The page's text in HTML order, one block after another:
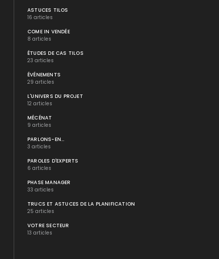
ASTUCES TILOS
16 articles
COME IN VENDÉE
8 articles
ÉTUDES DE CAS TILOS
23 articles
ÉVÉNEMENTS
29 articles
L'UNIVERS DU PROJET
12 articles
MÉCÉNAT
9 articles
PARLONS-EN...
3 articles
PAROLES D'EXPERTS
6 articles
PHASE MANAGER
33 articles
TRUCS ET ASTUCES DE LA PLANIFICATION
25 articles
VOTRE SECTEUR
13 articles